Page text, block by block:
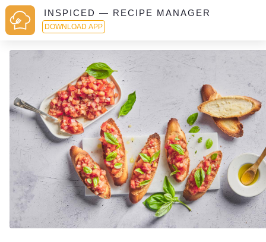
INSPICED — RECIPE MANAGER
DOWNLOAD APP